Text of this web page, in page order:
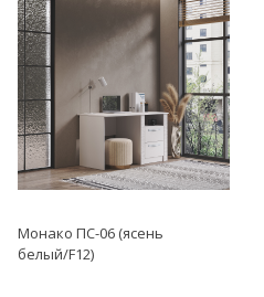
Монако ПС-06 (ясень
белый/F12)